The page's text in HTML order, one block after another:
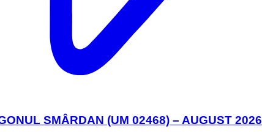
SMÂRDAN (UM 02468) – AUGUST 2026